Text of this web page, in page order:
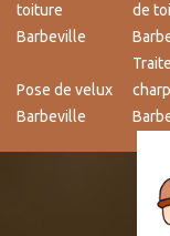
toiture
Barbeville
de
Pose de velux
Barbeville